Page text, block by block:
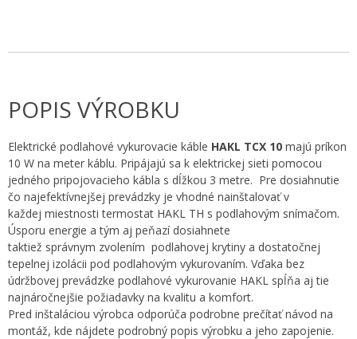
POPIS VÝROBKU
Elektrické podlahové vykurovacie káble HAKL TCX 10 majú príkon
10 W na meter káblu. Pripájajú sa k elektrickej sieti pomocou
jedného pripojovacieho kábla s dĺžkou 3 metre. Pre dosiahnutie
čo najefektívnejšej prevádzky je vhodné nainštalovať v
každej miestnosti termostat HAKL TH s podlahovým snímačom.
Úsporu energie a tým aj peňazí dosiahnete
taktiež správnym zvolením podlahovej krytiny a dostatočnej
tepelnej izolácii pod podlahovým vykurovaním. Vďaka bez
údržbovej prevádzke podlahové vykurovanie HAKL spĺňa aj tie
najnáročnejšie požiadavky na kvalitu a komfort.
Pred inštaláciou výrobca odporúča podrobne prečítať návod na
montáž, kde nájdete podrobný popis výrobku a jeho zapojenie.